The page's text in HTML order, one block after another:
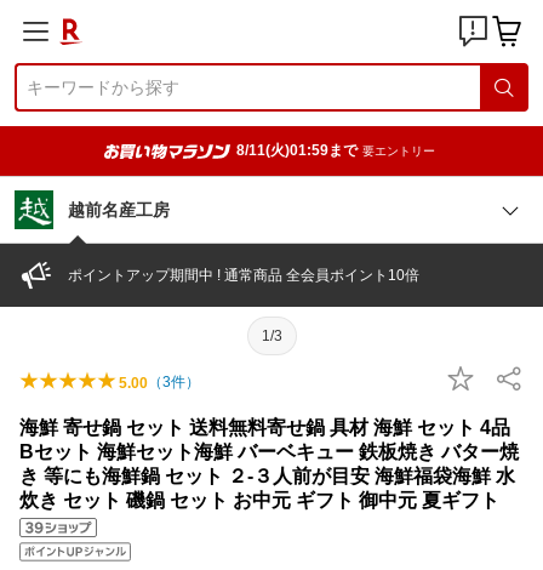
8/11(火)01:59まで 要エントリー
越前名産工房
ポイントアップ期間中 ! 通常商品 全会員ポイント10倍
1/3
5.00 （3件）
海鮮 寄せ鍋 セット 送料無料寄せ鍋 具材 海鮮 セット 4品
Bセット 海鮮セット海鮮 バーベキュー 鉄板焼き バター焼
き 等にも海鮮鍋 セット ２-３人前が目安 海鮮福袋海鮮 水
炊き セット 磯鍋 セット お中元 ギフト 御中元 夏ギフト